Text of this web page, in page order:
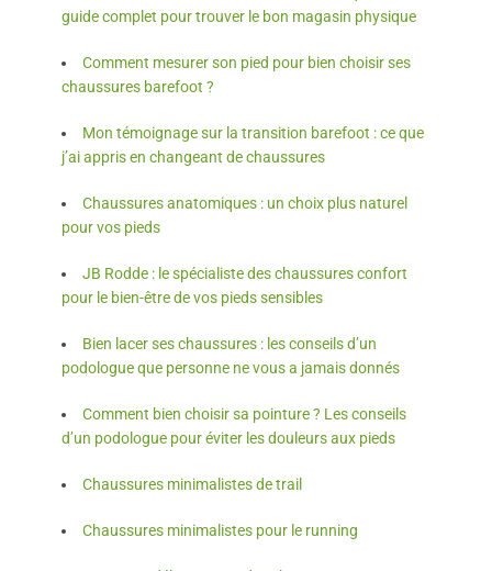
guide complet pour trouver le bon magasin physique
Comment mesurer son pied pour bien choisir ses
chaussures barefoot ?
Mon témoignage sur la transition barefoot : ce que
j’ai appris en changeant de chaussures
Chaussures anatomiques : un choix plus naturel
pour vos pieds
JB Rodde : le spécialiste des chaussures confort
pour le bien-être de vos pieds sensibles
Bien lacer ses chaussures : les conseils d’un
podologue que personne ne vous a jamais donnés
Comment bien choisir sa pointure ? Les conseils
d’un podologue pour éviter les douleurs aux pieds
Chaussures minimalistes de trail
Chaussures minimalistes pour le running